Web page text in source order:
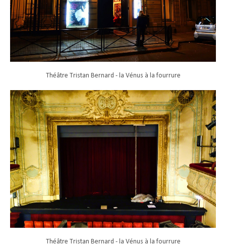
Théâtre Tristan Bernard - la Vénus à la fourrure
Théâtre Tristan Bernard - la Vénus à la fourrure